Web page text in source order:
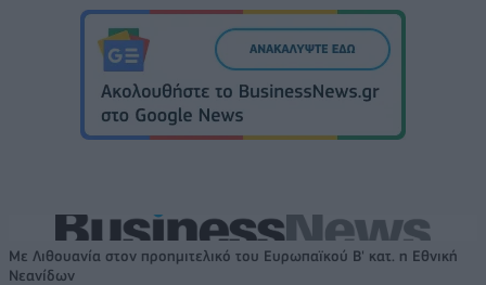
Με Λιθουανία στον προημιτελικό του Ευρωπαϊκού Β' κατ. η Εθνική
Νεανίδων